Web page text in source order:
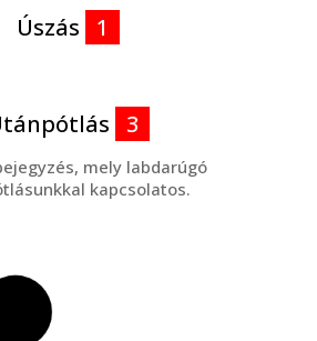
Úszás 1
3
mely labdarúgó
kapcsolatos.